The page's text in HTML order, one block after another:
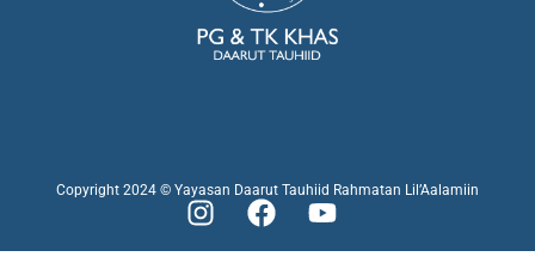
Copyright 2024 © Yayasan Daarut Tauhiid Rahmatan Lil’Aalamiin